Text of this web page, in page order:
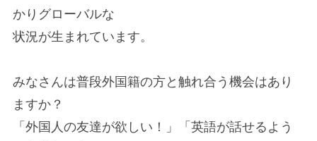
かりグローバルな
状況が生まれています。
みなさんは普段外国籍の方と触れ合う機会はあり
ますか？
「外国人の友達が欲しい！」「英語が話せるよう